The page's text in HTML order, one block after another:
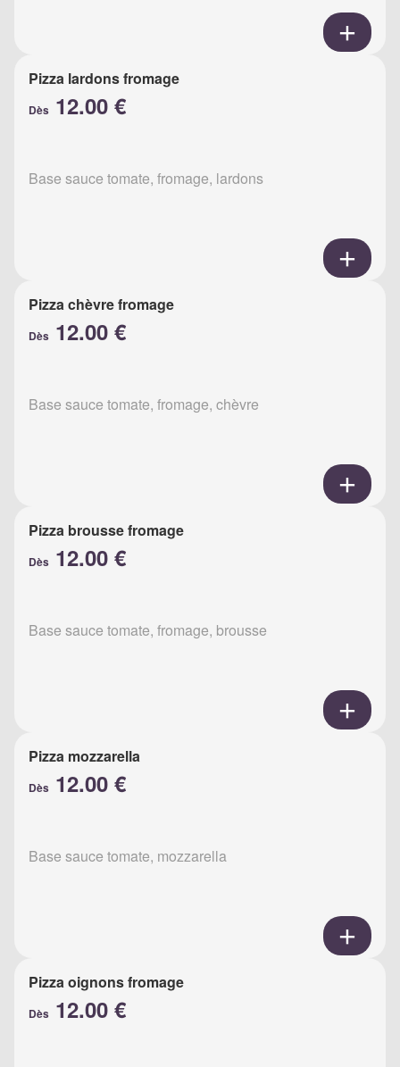
Pizza lardons fromage
Dès 12.00 €
Base sauce tomate, fromage, lardons
Pizza chèvre fromage
Dès 12.00 €
Base sauce tomate, fromage, chèvre
Pizza brousse fromage
Dès 12.00 €
Base sauce tomate, fromage, brousse
Pizza mozzarella
Dès 12.00 €
Base sauce tomate, mozzarella
Pizza oignons fromage
Dès 12.00 €